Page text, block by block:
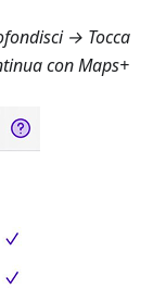
→ Tocca
con Maps+